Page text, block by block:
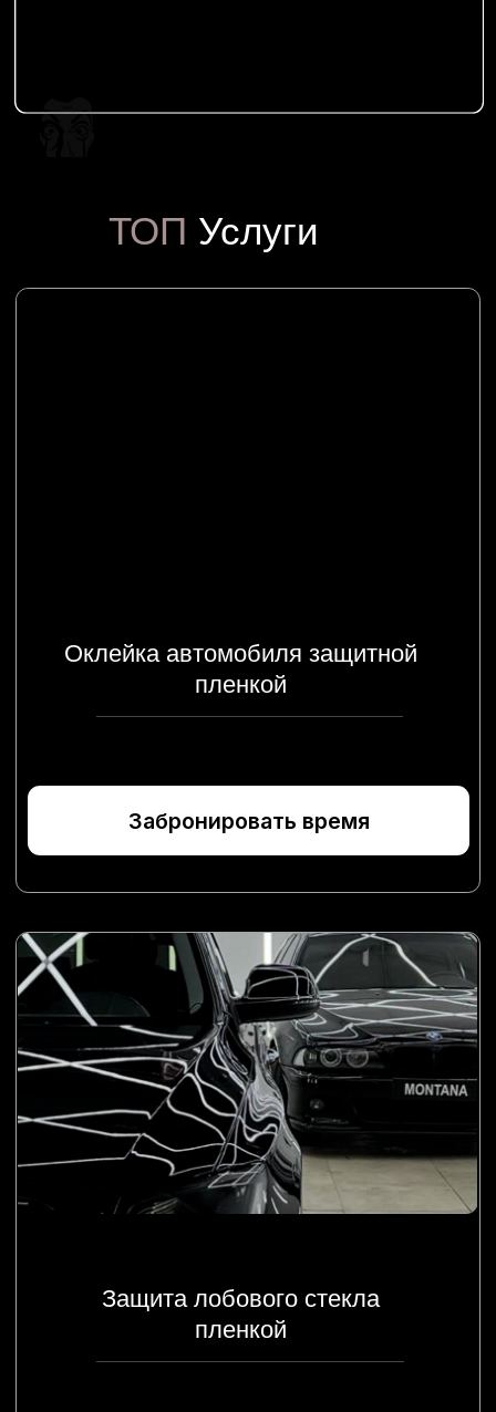
Оклейка автомобиля цветной
Керамика и защитные составы
Забронировать время
полировка кузова
Забронировать время